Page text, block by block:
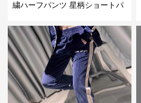
繍ハーフパンツ 星柄ショートパ